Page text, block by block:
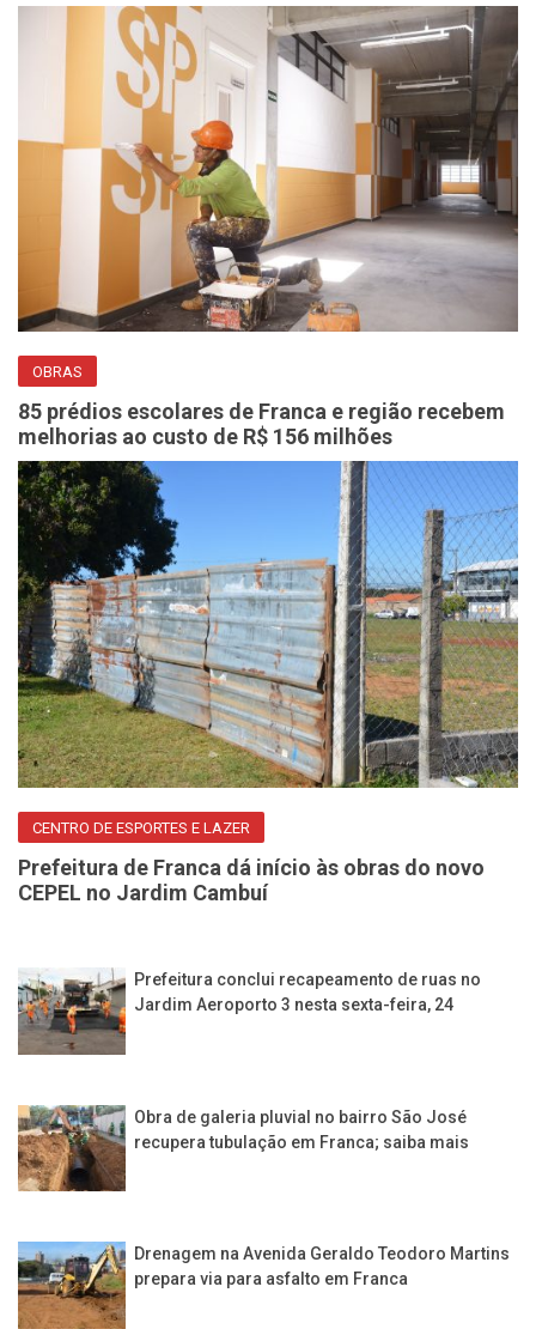
OBRAS
85 prédios escolares de Franca e região recebem
melhorias ao custo de R$ 156 milhões
CENTRO DE ESPORTES E LAZER
Prefeitura de Franca dá início às obras do novo
CEPEL no Jardim Cambuí
Prefeitura conclui recapeamento de ruas no
Jardim Aeroporto 3 nesta sexta-feira, 24
Obra de galeria pluvial no bairro São José
recupera tubulação em Franca; saiba mais
Drenagem na Avenida Geraldo Teodoro Martins
prepara via para asfalto em Franca